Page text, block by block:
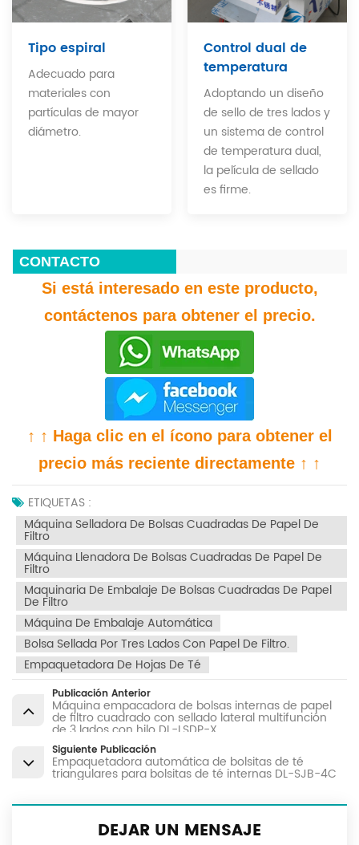
Tipo espiral
Adecuado para
materiales con
partículas de mayor
diámetro.
Control dual de
temperatura
Adoptando un diseño
de sello de tres lados y
un sistema de control
de temperatura dual,
la película de sellado
es firme.
CONTACTO
Si está interesado en este producto,
contáctenos para obtener el precio.
↑ ↑ Haga clic en el ícono para obtener el
precio más reciente directamente ↑ ↑
ETIQUETAS :
Máquina Selladora De Bolsas Cuadradas De Papel De
Filtro
Máquina Llenadora De Bolsas Cuadradas De Papel De
Filtro
Maquinaria De Embalaje De Bolsas Cuadradas De Papel
De Filtro
Máquina De Embalaje Automática
Bolsa Sellada Por Tres Lados Con Papel De Filtro.
Empaquetadora De Hojas De Té
Publicación Anterior
Máquina empacadora de bolsas internas de papel
de filtro cuadrado con sellado lateral multifunción
de 3 lados con hilo DL-LSDP-X
Siguiente Publicación
Empaquetadora automática de bolsitas de té
triangulares para bolsitas de té internas DL-SJB-4C
DEJAR UN MENSAJE